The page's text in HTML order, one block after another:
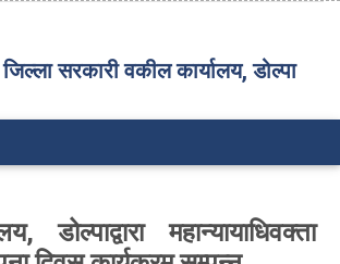
जिल्ला सरकारी वकील कार्यालय, डोल्पा
डोल्पाद्वारा महान्यायाधिवक्ता